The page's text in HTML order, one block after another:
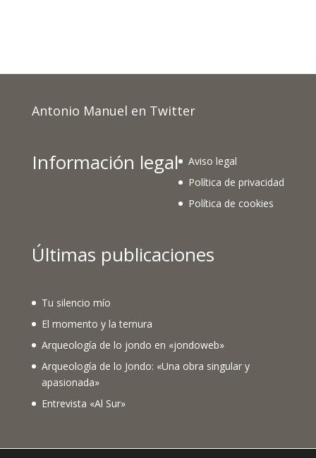
Antonio Manuel en Twitter
Información legal
Aviso legal
Política de privacidad
Política de cookies
Últimas publicaciones
Tu silencio mío
El momento y la ternura
Arqueología de lo jondo en «jondoweb»
Arqueología de lo Jondo: «Una obra singular y
apasionada»
Entrevista «Al Sur»